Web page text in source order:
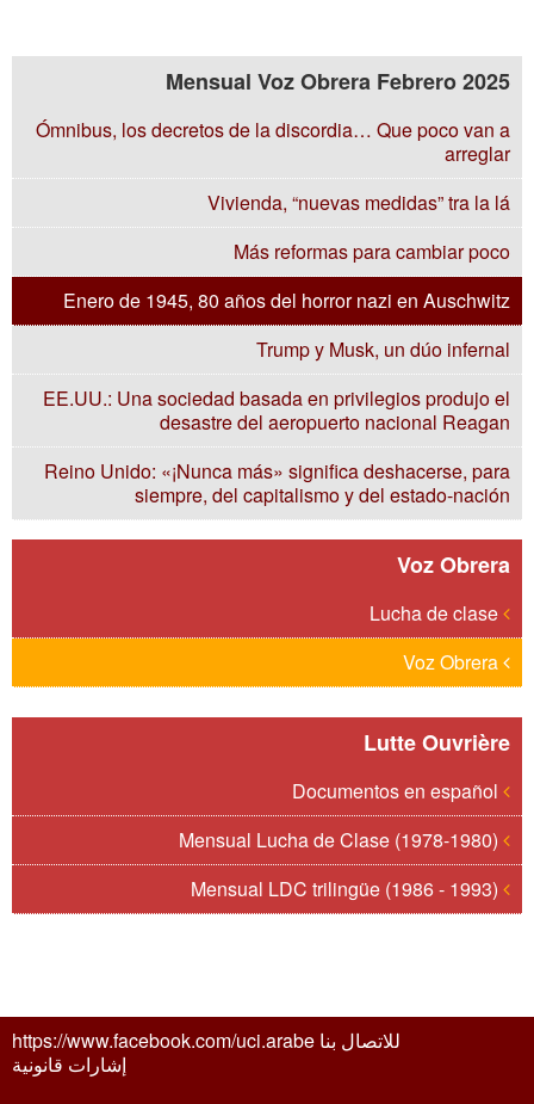
Mensual Voz Obrera Febrero 2025
Ómnibus, los decretos de la discordia… Que poco van a
arreglar
Vivienda, “nuevas medidas” tra la lá
Más reformas para cambiar poco
Enero de 1945, 80 años del horror nazi en Auschwitz
Trump y Musk, un dúo infernal
EE.UU.: Una sociedad basada en privilegios produjo el
desastre del aeropuerto nacional Reagan
Reino Unido: «¡Nunca más» significa deshacerse, para
siempre, del capitalismo y del estado-nación
Voz Obrera
Lutte Ouvrière
للاتصال بنا https://www.facebook.com/uci.arabe
إشارات قانونية